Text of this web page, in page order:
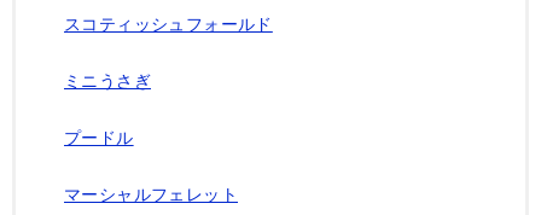
スコティッシュフォールド
ミニうさぎ
プードル
マーシャルフェレット